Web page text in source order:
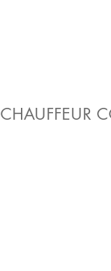
CHAUFFEUR